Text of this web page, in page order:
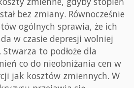
bez zmiany. Równocześnie
ogólnych sprawia, że ich
w czasie depresji wolniej
to podłoże dla
co do nieobniżania cen w
jak kosztów zmiennych. W